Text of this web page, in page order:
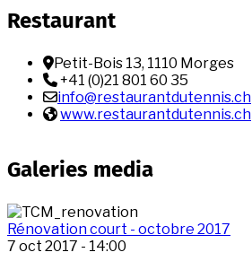
Restaurant
Adresse
Petit-Bois 13, 1110 Morges
Téléphone:
+41 (0)21 801 60 35
Email :
info@restaurantdutennis.ch
Site web:
www.restaurantdutennis.ch
Galeries media
Rénovation court - octobre 2017
7 oct 2017 - 14:00